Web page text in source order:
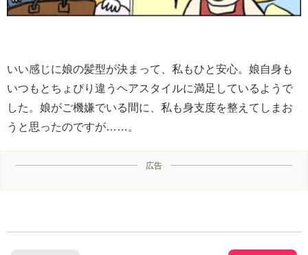
いい感じに娘の髪型が決まって、私もひと安心。娘自身も
いつもとちょぴり違うヘアスタイルに満足しているようで
した。娘がご機嫌でいる間に、私も身支度を整えてしまお
うと思ったのですが……。
広告